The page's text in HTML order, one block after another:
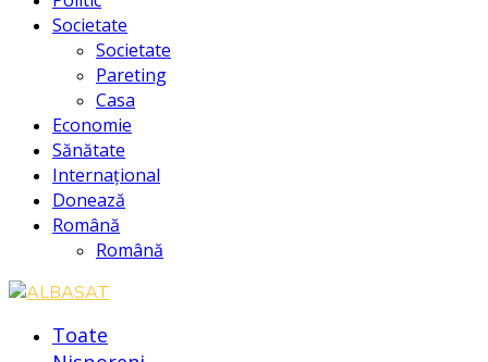
Societate
Societate
Pareting
Casa
Economie
Sănătate
Internațional
Donează
Română
Română
Toate